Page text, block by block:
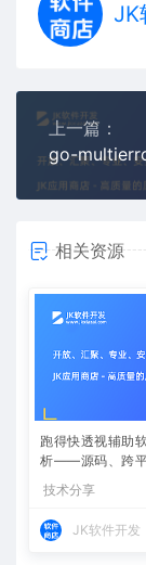
JK
上一篇：
相关资源
跑得快透视辅助
析——源码、跨平
牌算法
技术分享
JK软件开发